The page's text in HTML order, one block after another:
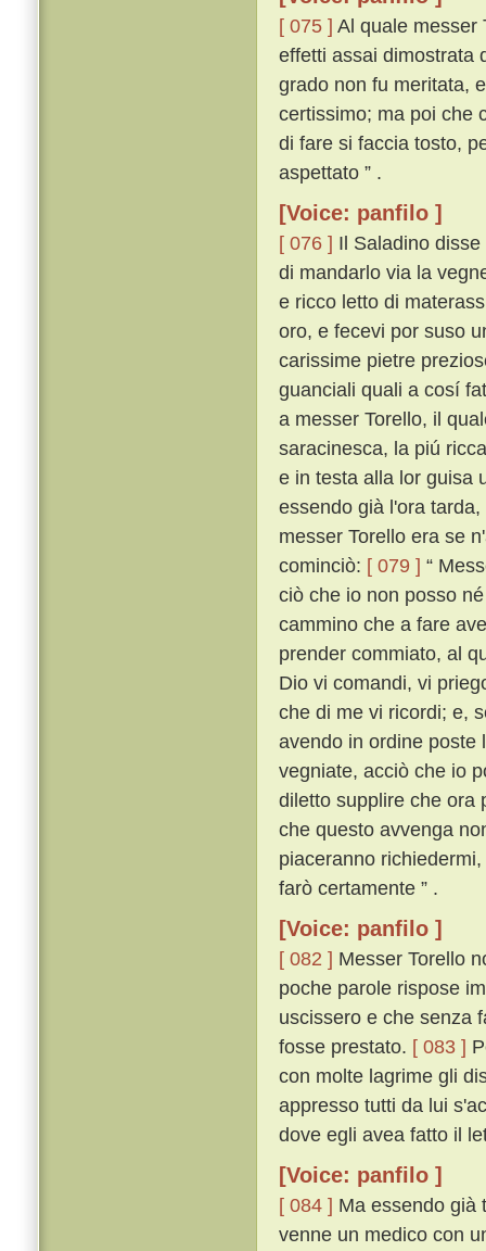
[ 075 ] Al quale messer
effetti assai dimostrata
grado non fu meritata,
certissimo; ma poi che
di fare si faccia tosto,
aspettato ” .
[Voice: panfilo ]
[ 076 ] Il Saladino
di mandarlo via la
e ricco letto di
oro, e fecevi por suso
carissime pietre
guanciali quali a cosí
a messer Torello, il
saracinesca, la piú
e in testa alla lor guisa
essendo già l'ora
messer Torello era se
cominciò: [ 079 ] “
ciò che io non posso
cammino che a fare
prender commiato, al
Dio vi comandi, vi
che di me vi ricordi; e,
avendo in ordine poste
vegniate, acciò che io
diletto supplire che ora
che questo avvenga
piaceranno
farò certamente ” .
[Voice: panfilo ]
[ 082 ] Messer Torello
poche parole rispose
uscissero e che senza
fosse prestato. [ 083 ]
con molte lagrime gli
appresso tutti da lui
dove egli avea fatto il
[Voice: panfilo ]
[ 084 ] Ma essendo già
venne un medico con